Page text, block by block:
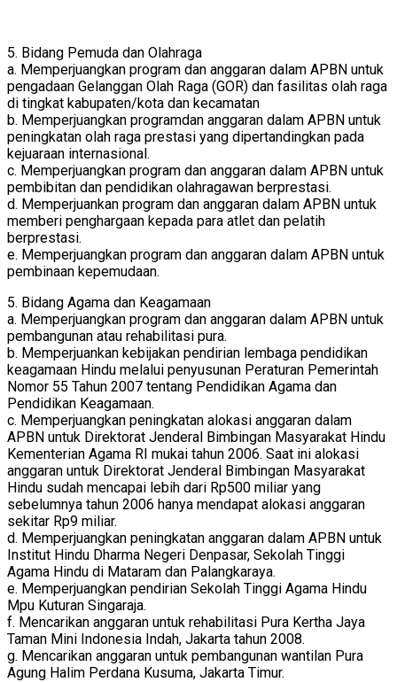
5. Bidang Pemuda dan Olahraga
a. Memperjuangkan program dan anggaran dalam APBN untuk
pengadaan Gelanggan Olah Raga (GOR) dan fasilitas olah raga
di tingkat kabupaten/kota dan kecamatan
b. Memperjuangkan programdan anggaran dalam APBN untuk
peningkatan olah raga prestasi yang dipertandingkan pada
kejuaraan internasional.
c. Memperjuangkan program dan anggaran dalam APBN untuk
pembibitan dan pendidikan olahragawan berprestasi.
d. Memperjuankan program dan anggaran dalam APBN untuk
memberi penghargaan kepada para atlet dan pelatih
berprestasi.
e. Memperjuangkan program dan anggaran dalam APBN untuk
pembinaan kepemudaan.
5. Bidang Agama dan Keagamaan
a. Memperjuangkan program dan anggaran dalam APBN untuk
pembangunan atau rehabilitasi pura.
b. Memperjuankan kebijakan pendirian lembaga pendidikan
keagamaan Hindu melalui penyusunan Peraturan Pemerintah
Nomor 55 Tahun 2007 tentang Pendidikan Agama dan
Pendidikan Keagamaan.
c. Memperjuangkan peningkatan alokasi anggaran dalam
APBN untuk Direktorat Jenderal Bimbingan Masyarakat Hindu
Kementerian Agama RI mukai tahun 2006. Saat ini alokasi
anggaran untuk Direktorat Jenderal Bimbingan Masyarakat
Hindu sudah mencapai lebih dari Rp500 miliar yang
sebelumnya tahun 2006 hanya mendapat alokasi anggaran
sekitar Rp9 miliar.
d. Memperjuangkan peningkatan anggaran dalam APBN untuk
Institut Hindu Dharma Negeri Denpasar, Sekolah Tinggi
Agama Hindu di Mataram dan Palangkaraya.
e. Memperjuangkan pendirian Sekolah Tinggi Agama Hindu
Mpu Kuturan Singaraja.
f. Mencarikan anggaran untuk rehabilitasi Pura Kertha Jaya
Taman Mini Indonesia Indah, Jakarta tahun 2008.
g. Mencarikan anggaran untuk pembangunan wantilan Pura
Agung Halim Perdana Kusuma, Jakarta Timur.